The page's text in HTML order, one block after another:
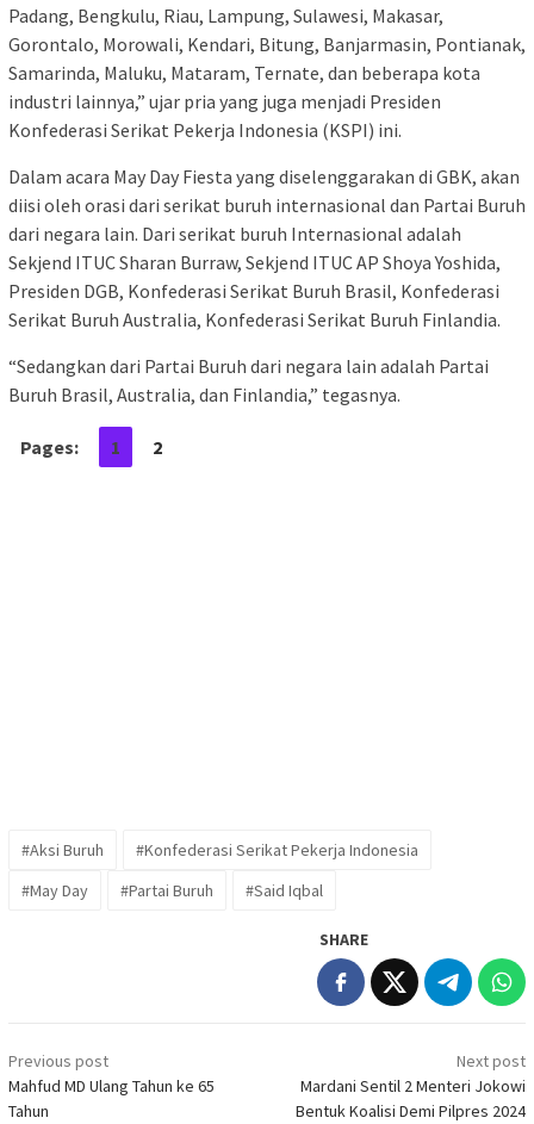
Padang, Bengkulu, Riau, Lampung, Sulawesi, Makasar,
Gorontalo, Morowali, Kendari, Bitung, Banjarmasin, Pontianak,
Samarinda, Maluku, Mataram, Ternate, dan beberapa kota
industri lainnya,” ujar pria yang juga menjadi Presiden
Konfederasi Serikat Pekerja Indonesia (KSPI) ini.
Dalam acara May Day Fiesta yang diselenggarakan di GBK, akan
diisi oleh orasi dari serikat buruh internasional dan Partai Buruh
dari negara lain. Dari serikat buruh Internasional adalah
Sekjend ITUC Sharan Burraw, Sekjend ITUC AP Shoya Yoshida,
Presiden DGB, Konfederasi Serikat Buruh Brasil, Konfederasi
Serikat Buruh Australia, Konfederasi Serikat Buruh Finlandia.
“Sedangkan dari Partai Buruh dari negara lain adalah Partai
Buruh Brasil, Australia, dan Finlandia,” tegasnya.
Pages: 1 2
#Aksi Buruh
#Konfederasi Serikat Pekerja Indonesia
#May Day
#Partai Buruh #Said Iqbal
SHARE
Post
navigation
Previous post
Mahfud MD Ulang Tahun ke 65
Tahun
Next post
Mardani Sentil 2 Menteri Jokowi
Bentuk Koalisi Demi Pilpres 2024